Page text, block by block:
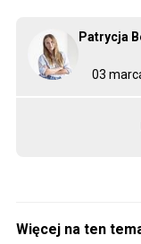
03
Patrycja